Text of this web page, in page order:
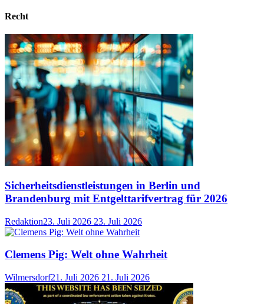
Recht
Sicherheitsdienstleistungen in Berlin und
Brandenburg mit Entgelttarifvertrag für 2026
Redaktion23. Juli 2026 23. Juli 2026
Clemens Pig: Welt ohne Wahrheit
Wilmersdorf21. Juli 2026 21. Juli 2026